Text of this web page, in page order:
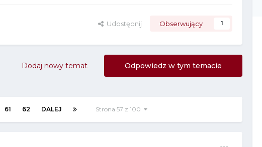
Udostępnij Obserwujący 1
Odpowiedz w tym temacie
Dodaj nowy temat
61 62 DALEJ Strona 57 z 100